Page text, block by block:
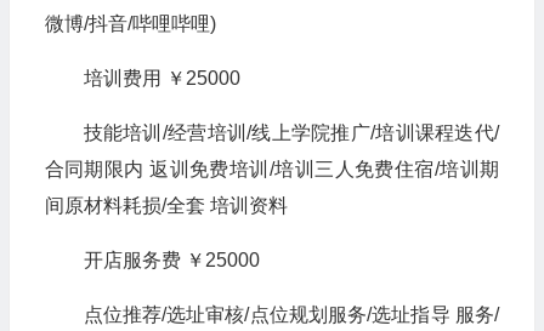
微博/抖音/哔哩哔哩)
培训费用 ￥25000
技能培训/经营培训/线上学院推广/培训课程迭代/
合同期限内 返训免费培训/培训三人免费住宿/培训期
间原材料耗损/全套 培训资料
开店服务费 ￥25000
点位推荐/选址审核/点位规划服务/选址指导 服务/